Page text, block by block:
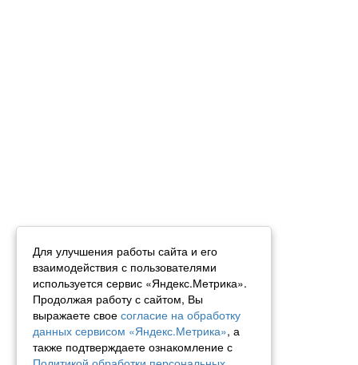
Для улучшения работы сайта и его
взаимодействия с пользователями
используется сервис «Яндекс.Метрика».
Продолжая работу с сайтом, Вы
выражаете свое согласие на обработку
данных сервисом «Яндекс.Метрика», а
также подтверждаете ознакомление с